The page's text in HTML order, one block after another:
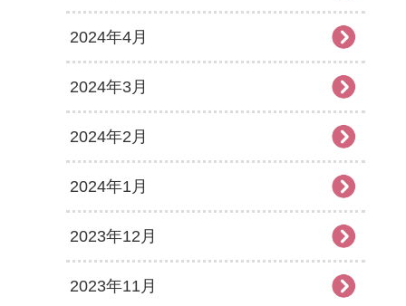
2024年4月
2024年3月
2024年2月
2024年1月
2023年12月
2023年11月